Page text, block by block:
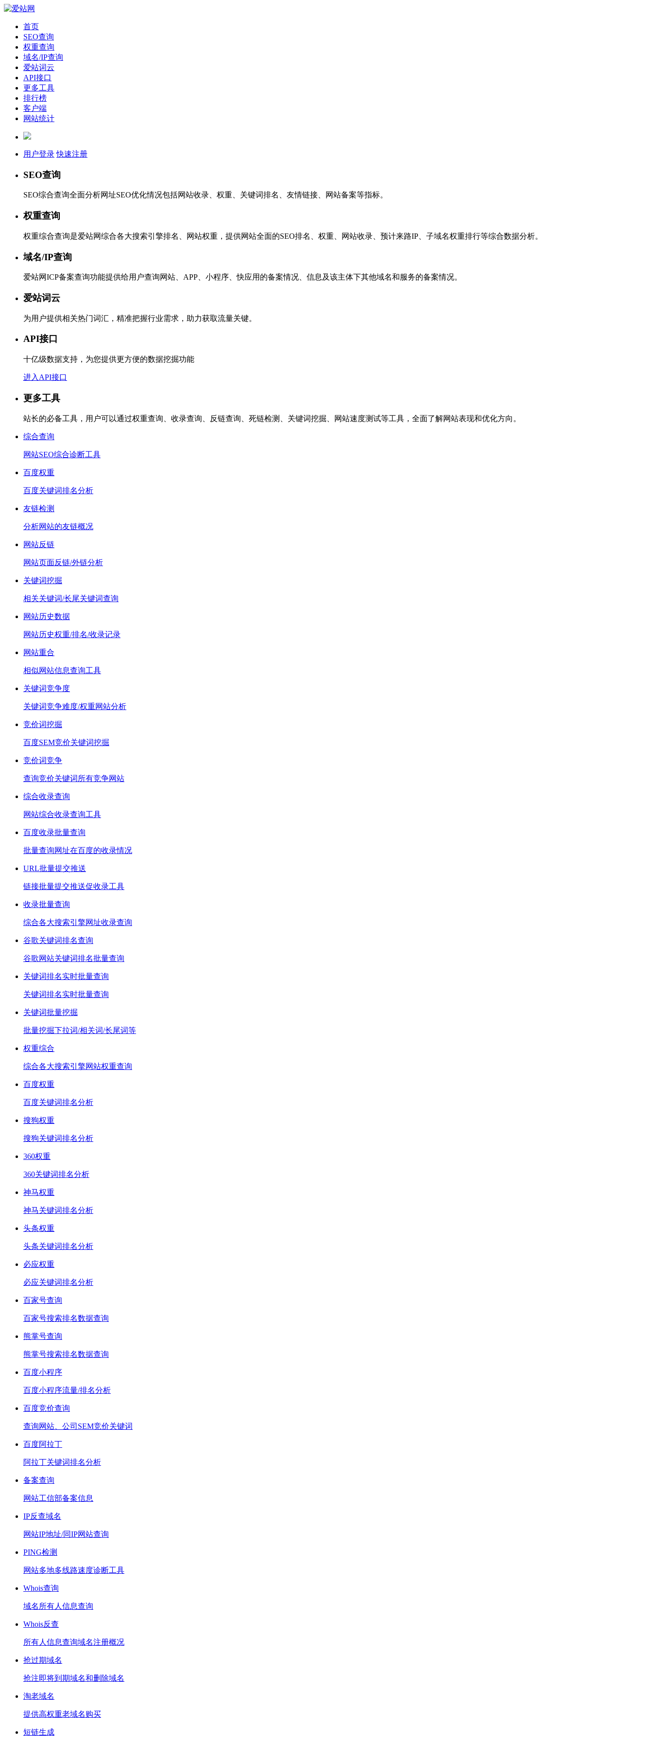
首页
SEO查询
权重查询
域名/IP查询
爱站词云
API接口
更多工具
排行榜
客户端
网站统计
用户登录 快速注册
SEO查询
SEO综合查询全面分析网址SEO优化情况包括网站收录、权重、关键词排名、友情链接、网站备案等指标。
权重查询
权重综合查询是爱站网综合各大搜索引擎排名、网站权重，提供网站全面的SEO排名、权重、网站收录、预计来路IP、子域名权重排行等综合数据分析。
域名/IP查询
爱站网ICP备案查询功能提供给用户查询网站、APP、小程序、快应用的备案情况、信息及该主体下其他域名和服务的备案情况。
爱站词云
为用户提供相关热门词汇，精准把握行业需求，助力获取流量关键。
API接口
十亿级数据支持，为您提供更方便的数据挖掘功能
进入API接口
更多工具
站长的必备工具，用户可以通过权重查询、收录查询、反链查询、死链检测、关键词挖掘、网站速度测试等工具，全面了解网站表现和优化方向。
综合查询
网站SEO综合诊断工具
百度权重
百度关键词排名分析
友链检测
分析网站的友链概况
网站反链
网站页面反链/外链分析
关键词挖掘
相关关键词/长尾关键词查询
网站历史数据
网站历史权重/排名/收录记录
网站重合
相似网站信息查询工具
关键词竞争度
关键词竞争难度/权重网站分析
竞价词挖掘
百度SEM竞价关键词挖掘
竞价词竞争
查询竞价关键词所有竞争网站
综合收录查询
网站综合收录查询工具
百度收录批量查询
批量查询网址在百度的收录情况
URL批量提交推送
链接批量提交推送促收录工具
收录批量查询
综合各大搜索引擎网址收录查询
谷歌关键词排名查询
谷歌网站关键词排名批量查询
关键词排名实时批量查询
关键词排名实时批量查询
关键词批量挖掘
批量挖掘下拉词/相关词/长尾词等
权重综合
综合各大搜索引擎网站权重查询
百度权重
百度关键词排名分析
搜狗权重
搜狗关键词排名分析
360权重
360关键词排名分析
神马权重
神马关键词排名分析
头条权重
头条关键词排名分析
必应权重
必应关键词排名分析
百家号查询
百家号搜索排名数据查询
熊掌号查询
熊掌号搜索排名数据查询
百度小程序
百度小程序流量/排名分析
百度竞价查询
查询网站、公司SEM竞价关键词
百度阿拉丁
阿拉丁关键词排名分析
备案查询
网站工信部备案信息
IP反查域名
网站IP地址/同IP网站查询
PING检测
网站多地多线路速度诊断工具
Whois查询
域名所有人信息查询
Whois反查
所有人信息查询域名注册概况
抢过期域名
抢注即将到期域名和删除域名
淘老域名
提供高权重老域名购买
短链生成